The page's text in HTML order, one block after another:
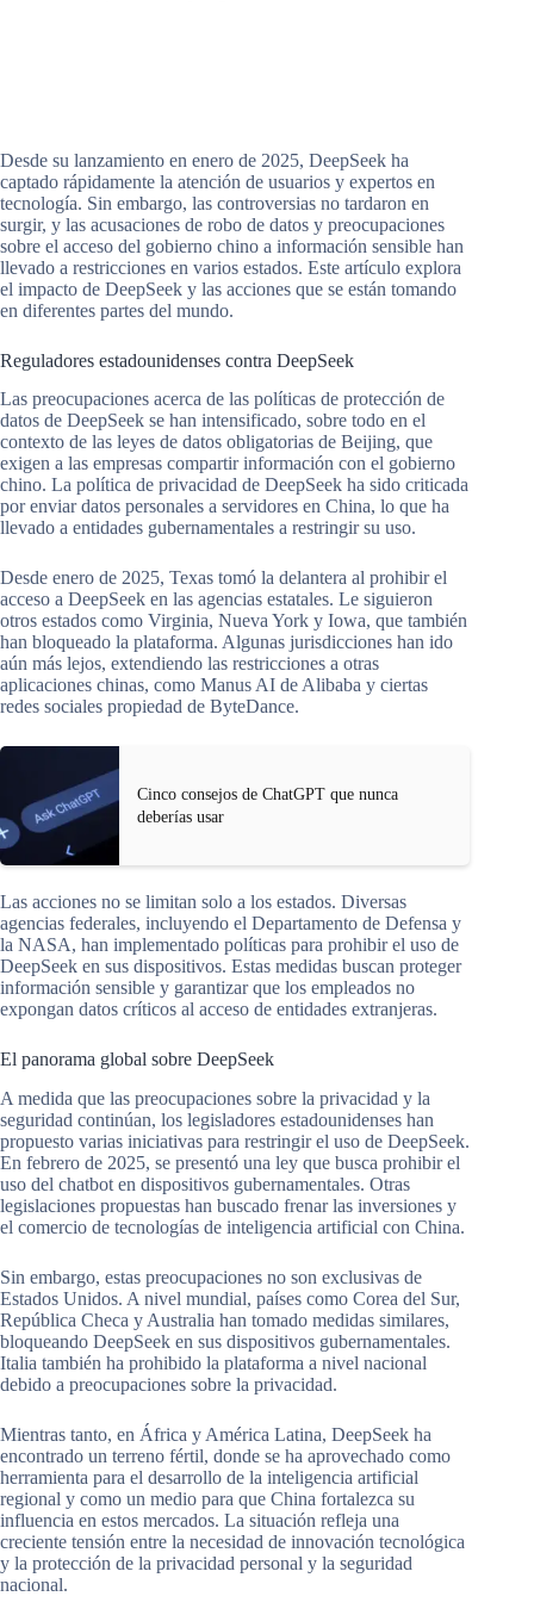
Desde su lanzamiento en enero de 2025, DeepSeek ha
captado rápidamente la atención de usuarios y expertos en
tecnología. Sin embargo, las controversias no tardaron en
surgir, y las acusaciones de robo de datos y preocupaciones
sobre el acceso del gobierno chino a información sensible han
llevado a restricciones en varios estados. Este artículo explora
el impacto de DeepSeek y las acciones que se están tomando
en diferentes partes del mundo.
Reguladores estadounidenses contra DeepSeek
Las preocupaciones acerca de las políticas de protección de
datos de DeepSeek se han intensificado, sobre todo en el
contexto de las leyes de datos obligatorias de Beijing, que
exigen a las empresas compartir información con el gobierno
chino. La política de privacidad de DeepSeek ha sido criticada
por enviar datos personales a servidores en China, lo que ha
llevado a entidades gubernamentales a restringir su uso.
Desde enero de 2025, Texas tomó la delantera al prohibir el
acceso a DeepSeek en las agencias estatales. Le siguieron
otros estados como Virginia, Nueva York y Iowa, que también
han bloqueado la plataforma. Algunas jurisdicciones han ido
aún más lejos, extendiendo las restricciones a otras
aplicaciones chinas, como Manus AI de Alibaba y ciertas
redes sociales propiedad de ByteDance.
Cinco consejos de ChatGPT que nunca
deberías usar
Las acciones no se limitan solo a los estados. Diversas
agencias federales, incluyendo el Departamento de Defensa y
la NASA, han implementado políticas para prohibir el uso de
DeepSeek en sus dispositivos. Estas medidas buscan proteger
información sensible y garantizar que los empleados no
expongan datos críticos al acceso de entidades extranjeras.
El panorama global sobre DeepSeek
A medida que las preocupaciones sobre la privacidad y la
seguridad continúan, los legisladores estadounidenses han
propuesto varias iniciativas para restringir el uso de DeepSeek.
En febrero de 2025, se presentó una ley que busca prohibir el
uso del chatbot en dispositivos gubernamentales. Otras
legislaciones propuestas han buscado frenar las inversiones y
el comercio de tecnologías de inteligencia artificial con China.
Sin embargo, estas preocupaciones no son exclusivas de
Estados Unidos. A nivel mundial, países como Corea del Sur,
República Checa y Australia han tomado medidas similares,
bloqueando DeepSeek en sus dispositivos gubernamentales.
Italia también ha prohibido la plataforma a nivel nacional
debido a preocupaciones sobre la privacidad.
Mientras tanto, en África y América Latina, DeepSeek ha
encontrado un terreno fértil, donde se ha aprovechado como
herramienta para el desarrollo de la inteligencia artificial
regional y como un medio para que China fortalezca su
influencia en estos mercados. La situación refleja una
creciente tensión entre la necesidad de innovación tecnológica
y la protección de la privacidad personal y la seguridad
nacional.